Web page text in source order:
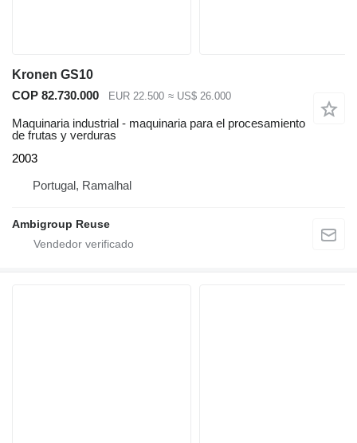
Kronen GS10
COP 82.730.000
EUR 22.500 ≈ US$ 26.000
Maquinaria industrial - maquinaria para el procesamiento
de frutas y verduras
2003
Portugal, Ramalhal
Ambigroup Reuse